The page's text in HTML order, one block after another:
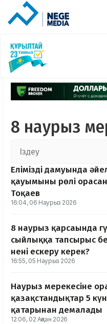
8 наурыз
Еліміздің дамуында
қауымының рөлі
Тоқаев
16:04, 06 Наурыз 2026
8 наурыз қарсаңында
сыйлыққа тапсырыс
нені ескеру керек?
16:55, 05 Наурыз 2026
Наурыз мерекесіне
қазақстандықтар 5 күн
қатарынан демалады
12:06, 02 Ақпан 2026